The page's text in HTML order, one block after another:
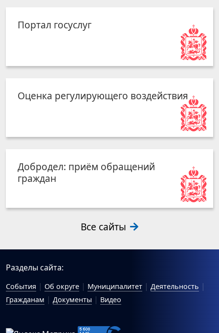
Портал госуслуг
Оценка регулирующего воздействия
Добродел: приём обращений
граждан
Все сайты
Разделы сайта:
События Об округе Муниципалитет
Деятельность
Гражданам
Документы Видео